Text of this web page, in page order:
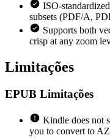
ISO-
subsets (PDF/A,
Supports both
crisp at any zoom
Limitações
EPUB Limitações
Kindle does not
you to convert to